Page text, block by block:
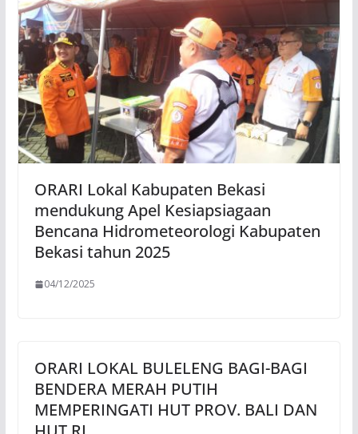
ORARI Lokal Kabupaten Bekasi
mendukung Apel Kesiapsiagaan
Bencana Hidrometeorologi Kabupaten
Bekasi tahun 2025
04/12/2025
ORARI LOKAL BULELENG BAGI-BAGI
BENDERA MERAH PUTIH
MEMPERINGATI HUT PROV. BALI DAN